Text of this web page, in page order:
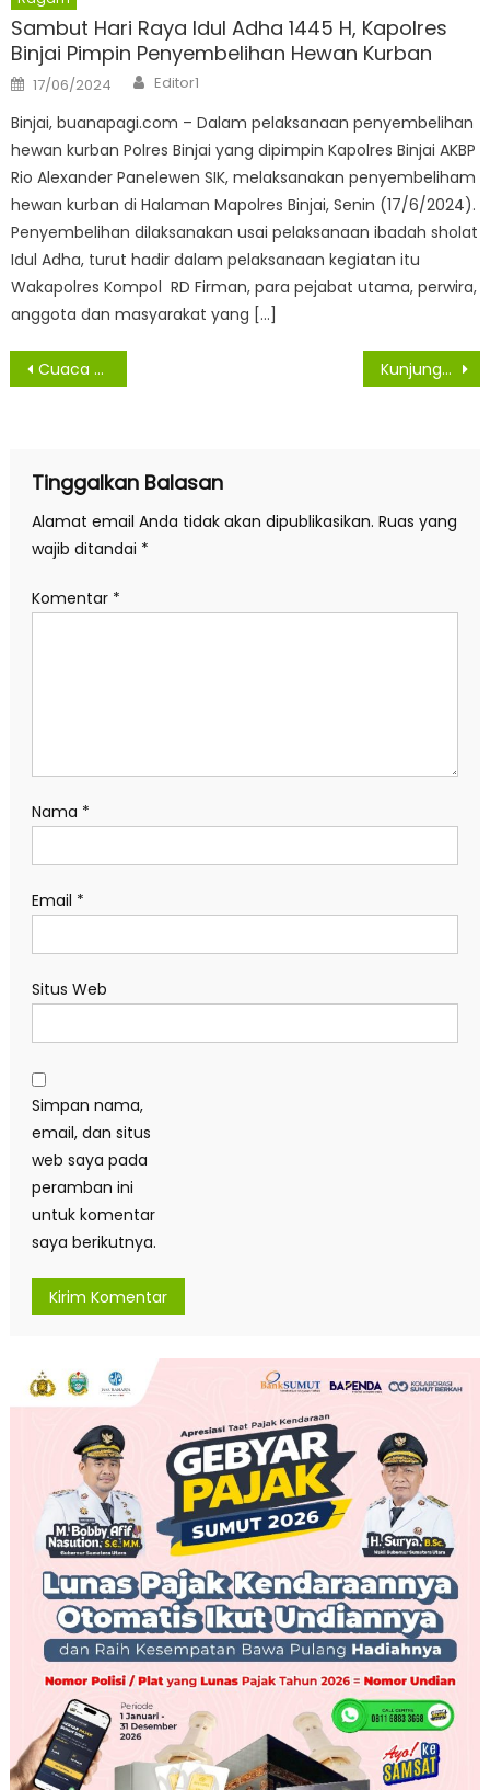
Sambut Hari Raya Idul Adha 1445 H, Kapolres
Binjai Pimpin Penyembelihan Hewan Kurban
Posted
on
17/06/2024 Author
Editor1
Binjai, buanapagi.com – Dalam pelaksanaan penyembelihan
hewan kurban Polres Binjai yang dipimpin Kapolres Binjai AKBP
Rio Alexander Panelewen SIK, melaksanakan penyembeliham
hewan kurban di Halaman Mapolres Binjai, Senin (17/6/2024).
Penyembelihan dilaksanakan usai pelaksanaan ibadah sholat
Idul Adha, turut hadir dalam pelaksanaan kegiatan itu
Wakapolres Kompol RD Firman, para pejabat utama, perwira,
anggota dan masyarakat yang […]
Navigasi
Cuaca Ekstrim, Kapolres Simalungun Himbau Para Nakhoda Kapal Agar Tingkatkan Kewaspadaan Kunjungan ke Desa, Wabup Sergai: Lestarikan Gotong Royong sebagai Identitas
Tinggalkan Balasan
Alamat email Anda tidak akan dipublikasikan. Ruas yang
wajib ditandai *
Komentar *
Nama *
Email *
Situs Web
Simpan nama,
email, dan situs
web saya pada
peramban ini
untuk komentar
saya berikutnya.